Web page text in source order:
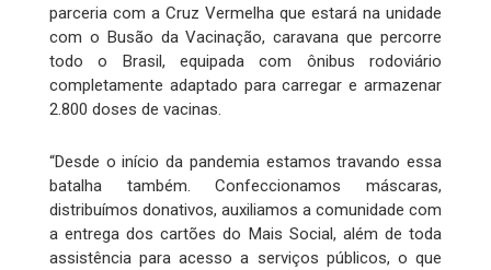
parceria com a Cruz Vermelha que estará na unidade
com o Busão da Vacinação, caravana que percorre
todo o Brasil, equipada com ônibus rodoviário
completamente adaptado para carregar e armazenar
2.800 doses de vacinas.
“Desde o início da pandemia estamos travando essa
batalha também. Confeccionamos máscaras,
distribuímos donativos, auxiliamos a comunidade com
a entrega dos cartões do Mais Social, além de toda
assistência para acesso a serviços públicos, o que